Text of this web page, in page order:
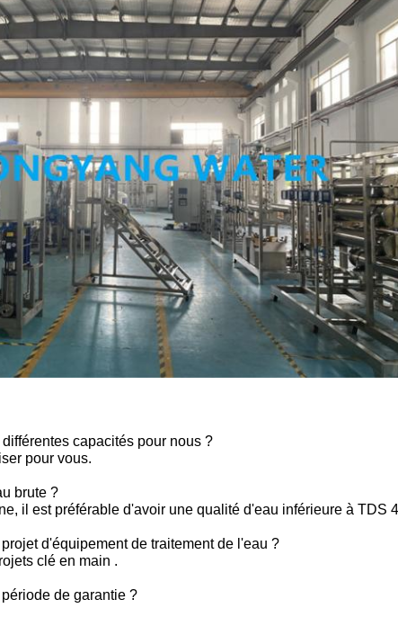
capacités pour nous ?
pour vous.
brute ?
il est préférable d'avoir une qualité d'eau inférieure à TDS
d'équipement de traitement de l'eau ?
clé en main .
de garantie ?